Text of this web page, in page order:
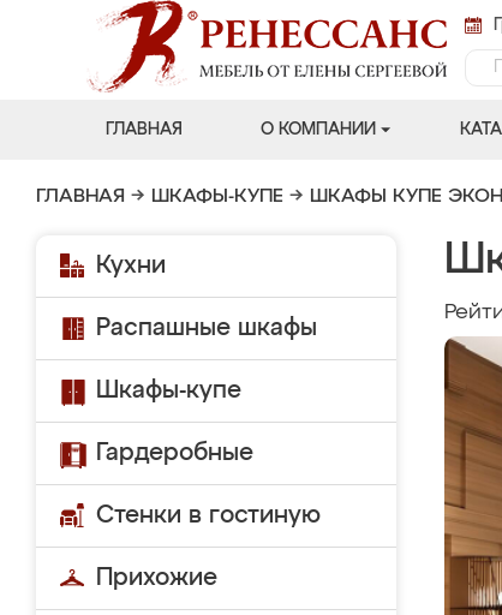
ГЛАВНАЯ О КОМПАНИИ
ГЛАВНАЯ → ШКАФЫ-КУПЕ → ШКАФЫ КУПЕ
Кухни
Распашные шкафы
Шкафы-купе
Гардеробные
Стенки в гостиную
Прихожие